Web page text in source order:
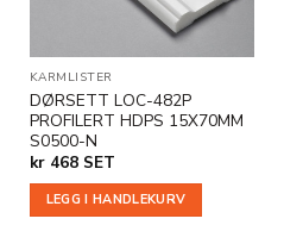
KARMLISTER
DØRSETT LOC-482P
PROFILERT HDPS 15X70MM
S0500-N
kr468 SET
LEGG I HANDLEKURV